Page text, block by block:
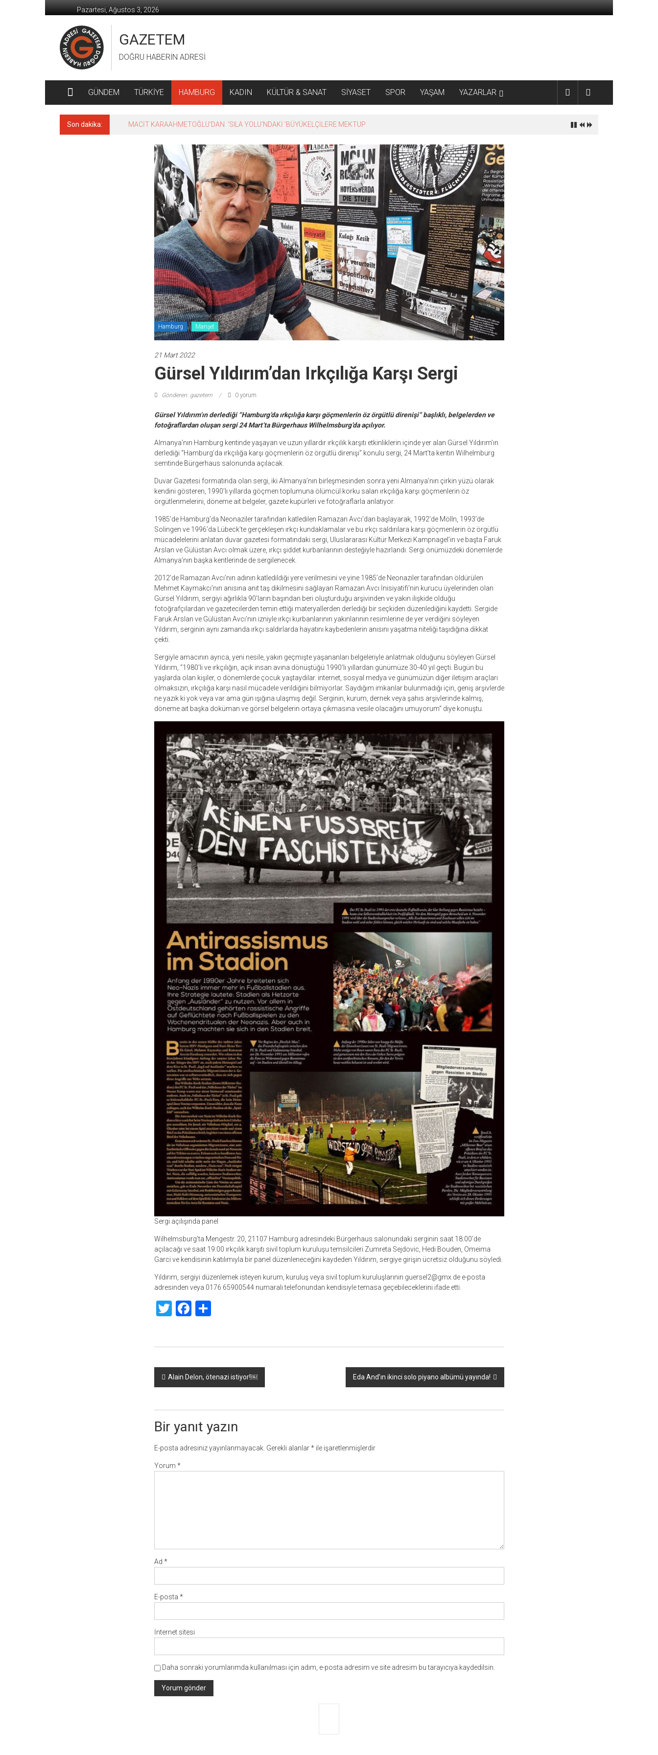
geç
Pazartesi, Ağustos 3, 2026
GAZETEM
DOĞRU HABERİN ADRESİ
GÜNDEM TÜRKİYE HAMBURG KADIN KÜLTÜR & SANAT SİYASET SPOR YAŞAM YAZARLAR
Son dakika: Dünyanın en büyüğü İspanya!
Hamburg Manşet
21 Mart 2022
Gürsel Yıldırım’dan Irkçılığa Karşı Sergi
Gönderen: gazetem 0 yorum
Gürsel Yıldırım’ın derlediği “Hamburg’da ırkçılığa karşı göçmenlerin öz örgütlü direnişi“ başlıklı, belgelerden ve
fotoğraflardan oluşan sergi 24 Mart’ta Bürgerhaus Wilhelmsburg’da açılıyor.
Almanya’nın Hamburg kentinde yaşayan ve uzun yıllardır ırkçılık karşıtı etkinliklerin içinde yer alan Gürsel Yıldırım’ın
derlediği “Hamburg’da ırkçılığa karşı göçmenlerin öz örgütlü direnişi“ konulu sergi, 24 Mart’ta kentin Wilhelmburg
semtinde Bürgerhaus salonunda açılacak.
Duvar Gazetesi formatında olan sergi, iki Almanya’nın birleşmesinden sonra yeni Almanya’nın çirkin yüzü olarak
kendini gösteren, 1990’lı yıllarda göçmen toplumuna ölümcül korku salan ırkçılığa karşı göçmenlerin öz
örgütlenmelerini, döneme ait belgeler, gazete kupürleri ve fotoğraflarla anlatıyor.
1985’de Hamburg’da Neonaziler tarafından katledilen Ramazan Avcı’dan başlayarak, 1992’de Mölln, 1993’de
Solingen ve 1996’da Lübeck’te gerçekleşen ırkçı kundaklamalar ve bu ırkçı saldırılara karşı göçmenlerin öz örgütlü
mücadelelerini anlatan duvar gazetesi formatındaki sergi, Uluslararası Kültür Merkezi Kampnagel’in ve başta Faruk
Arslan ve Gülüstan Avcı olmak üzere, ırkçı şiddet kurbanlarının desteğiyle hazırlandı. Sergi önümüzdeki dönemlerde
Almanya’nın başka kentlerinde de sergilenecek.
2012’de Ramazan Avcı’nın adının katledildiği yere verilmesini ve yine 1985’de Neonaziler tarafından öldürülen
Mehmet Kaymakcı’nın anısına anıt taş dikilmesini sağlayan Ramazan Avcı İnisiyatifi’nin kurucu üyelerinden olan
Gürsel Yıldırım, sergiyi ağırlıkla 90’ların başından beri oluşturduğu arşivinden ve yakın ilişkide olduğu
fotoğrafçılardan ve gazetecilerden temin ettiği materyallerden derlediği bir seçkiden düzenlediğini kaydetti. Sergide
Faruk Arslan ve Gülüstan Avcı’nın izniyle ırkçı kurbanlarının yakınlarının resimlerine de yer verdiğini söyleyen
Yıldırım, serginin aynı zamanda ırkçı saldırlarda hayatını kaybedenlerin anısını yaşatma niteliği taşıdığına dikkat
çekti.
Sergiyle amacının ayrıca, yeni nesile, yakın geçmişte yaşananları belgeleriyle anlatmak olduğunu söyleyen Gürsel
Yıldırım, “1980’li ve ırkçılığın, açık insan avına dönüştüğü 1990’lı yıllardan günümüze 30-40 yıl geçti. Bugün bu
yaşlarda olan kişiler, o dönemlerde çocuk yaştaydılar. internet, sosyal medya ve günümüzün diğer iletişim araçları
olmaksızın, ırkçılığa karşı nasıl mücadele verildiğini bilmiyorlar. Saydığım imkanlar bulunmadığı için, geniş arşivlerde
ne yazık ki yok veya var ama gün ışığına ulaşmış değil. Serginin, kurum, dernek veya şahıs arşivlerinde kalmış,
döneme ait başka doküman ve görsel belgelerin ortaya çıkmasına vesile olacağını umuyorum“ diye konuştu.
Sergi açılışında panel
Wilhelmsburg’ta Mengestr. 20, 21107 Hamburg adresindeki Bürgerhaus salonundaki serginin saat 18:00’de
açılacağı ve saat 19:00 ırkçılık karşıtı sivil toplum kuruluşu temsilcileri Zumreta Sejdovic, Hedi Bouden, Omeima
Garci ve kendisinin katılımıyla bir panel düzenleneceğini kaydeden Yıldırım, sergiye girişin ücretsiz olduğunu söyledi.
Yıldırım, sergiyi düzenlemek isteyen kurum, kuruluş veya sivil toplum kuruluşlarının guersel2@gmx.de e-posta
adresinden veya 0176 65900544 numaralı telefonundan kendisiyle temasa geçebileceklerini ifade etti.
TwitterFacebook
Share
Yazı
Alain Delon, ötenazi istiyor!￼ Eda And’ın ikinci solo piyano albümü yayında!
Bir yanıt yazın
E-posta adresiniz yayınlanmayacak. Gerekli alanlar*ile işaretlenmişlerdir
Yorum *
Ad *
E-posta *
İnternet sitesi
Daha sonraki yorumlarımda kullanılması için adım, e-posta adresim ve site adresim bu tarayıcıya kaydedilsin.